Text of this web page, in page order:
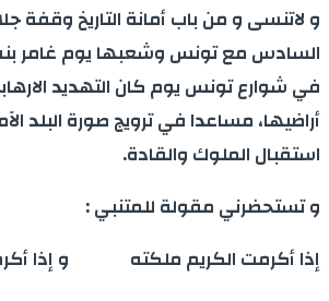
و لاتنسى و من باب أمانة التاريخ وقفة
السادس مع تونس وشعبها يوم غامر
في شوارع تونس يوم كان التهديد
أراضيها، مساعدا في ترويج صورة البلد
استقبال الملوك والقادة.
و تستحضرني مقولة للمتنبي :
إذا أكرمت الكريم ملكته و إذا